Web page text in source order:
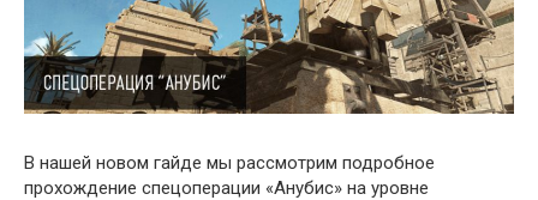
В нашей новом гайде мы рассмотрим подробное
прохождение спецоперации «Анубис» на уровне